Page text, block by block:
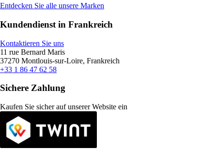
Entdecken Sie alle unsere Marken
Kundendienst in Frankreich
Kontaktieren Sie uns
11 rue Bernard Maris
37270 Montlouis-sur-Loire, Frankreich
+33 1 86 47 62 58
Sichere Zahlung
Kaufen Sie sicher auf unserer Website ein